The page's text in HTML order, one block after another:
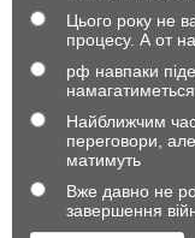
Цього року не
процесу. А от
рф навпаки
Найближчим
переговори,
матимуть
Вже давно не
завершення